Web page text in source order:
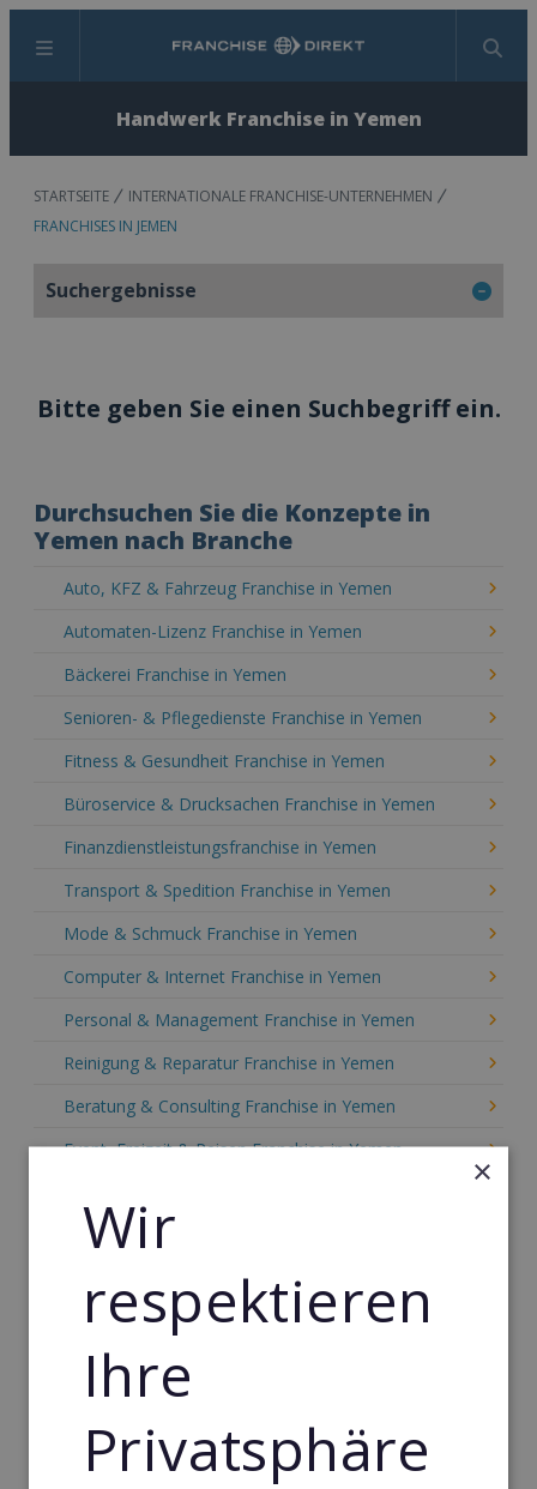
Menü Suchen
Handwerk Franchise in Yemen
STARTSEITE
INTERNATIONALE FRANCHISE-UNTERNEHMEN
FRANCHISES IN JEMEN
Suchergebnisse
Bitte geben Sie einen Suchbegriff ein.
Durchsuchen Sie die Konzepte in
Yemen nach Branche
Auto, KFZ & Fahrzeug Franchise in Yemen
Automaten-Lizenz Franchise in Yemen
Bäckerei Franchise in Yemen
Senioren- & Pflegedienste Franchise in Yemen
Fitness & Gesundheit Franchise in Yemen
Büroservice & Drucksachen Franchise in Yemen
Finanzdienstleistungsfranchise in Yemen
Transport & Spedition Franchise in Yemen
Mode & Schmuck Franchise in Yemen
Computer & Internet Franchise in Yemen
Personal & Management Franchise in Yemen
Reinigung & Reparatur Franchise in Yemen
Beratung & Consulting Franchise in Yemen
Event, Freizeit & Reisen Franchise in Yemen
Gebäude & Haustechnik Franchise in Yemen
Handwerk Franchise in Yemen
Dienstleistungsfranchise in Yemen
Telekommunikation Franchise in Yemen
Sport Franchise in Yemen
×
Wir
respektieren
Ihre
Privatsphäre